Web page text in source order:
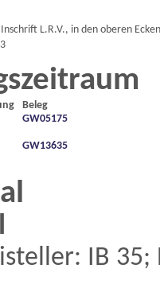
L.R.V., in den oberen
Beleg
GW05175
GW13635
IB 35;